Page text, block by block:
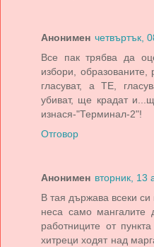
Анонимен четвъртък,
Все пак трябва да
избори, образованите,
гласуват, а ТЕ,
убиват, ще крадат
изнася-"Терминал-2"!
Отговор
Анонимен вторник, 13
В тая държава всеки си
неса само мангалите
работниците от
хитреци ходят над